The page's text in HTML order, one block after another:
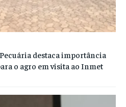
destaca importância
o agro em visita ao Inmet